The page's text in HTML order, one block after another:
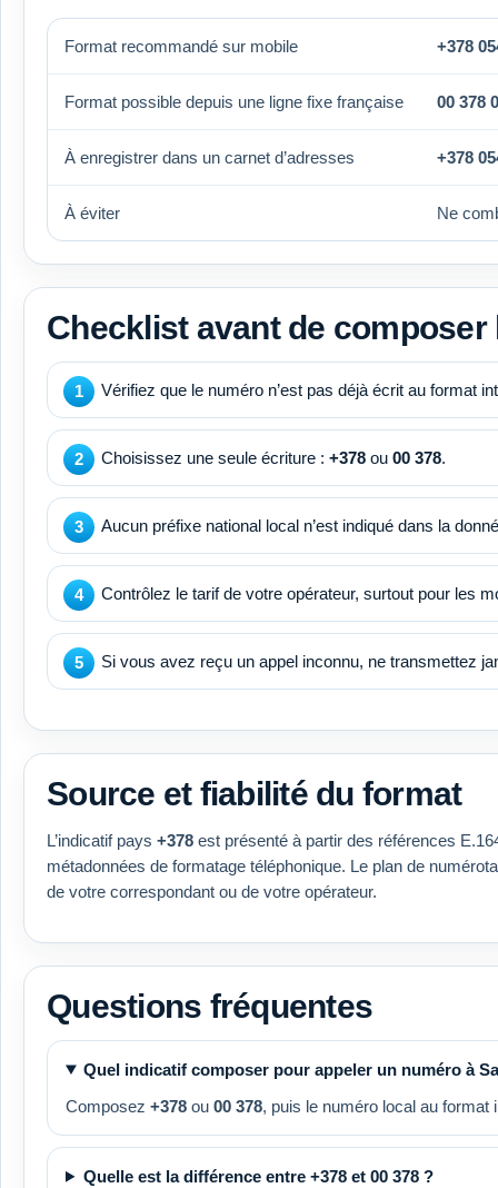
Format recommandé sur mobile +378
Format possible depuis une ligne fixe française 00 378
À enregistrer dans un carnet d’adresses +378
À éviter Ne
Checklist avant de composer
Vérifiez que le numéro n’est pas déjà écrit au format
Choisissez une seule écriture : +378 ou 00 378.
Aucun préfixe national local n’est indiqué dans la
Contrôlez le tarif de votre opérateur, surtout pour les
Si vous avez reçu un appel inconnu, ne transmettez
Source et fiabilité du format
L’indicatif pays +378 est présenté à partir des références
métadonnées de formatage téléphonique. Le plan de
de votre correspondant ou de votre opérateur.
Questions fréquentes
Quel indicatif composer pour appeler un numéro à
Composez +378 ou 00 378, puis le numéro local au format
Quelle est la différence entre +378 et 00 378 ?